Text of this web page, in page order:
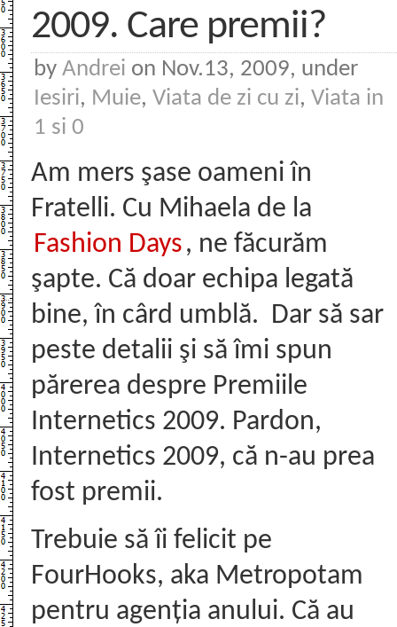
2009. Care premii?
by Andrei on Nov.13, 2009, under
Iesiri, Muie, Viata de zi cu zi, Viata in
1 si 0
Am mers şase oameni în
Fratelli. Cu Mihaela de la
Fashion Days, ne făcurăm
şapte. Că doar echipa legată
bine, în cârd umblă. Dar să sar
peste detalii şi să îmi spun
părerea despre Premiile
Internetics 2009. Pardon,
Internetics 2009, că n-au prea
fost premii.
Trebuie să îi felicit pe
FourHooks, aka Metropotam
pentru agenția anului. Că au